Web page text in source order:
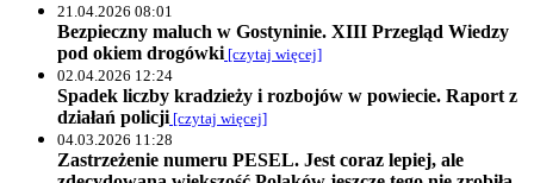
21.04.2026 08:01
Bezpieczny maluch w Gostyninie. XIII Przegląd Wiedzy
pod okiem drogówki [czytaj więcej]
02.04.2026 12:24
Spadek liczby kradzieży i rozbojów w powiecie. Raport z
działań policji [czytaj więcej]
04.03.2026 11:28
Zastrzeżenie numeru PESEL. Jest coraz lepiej, ale